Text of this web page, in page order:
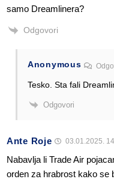
samo Dreamlinera?
Odgovori
Anonymous
Tesko. Sta fali
Odgovori
Ante Roje 03.01.2025.
Nabavlja li Trade Air
orden za hrabrost kako se